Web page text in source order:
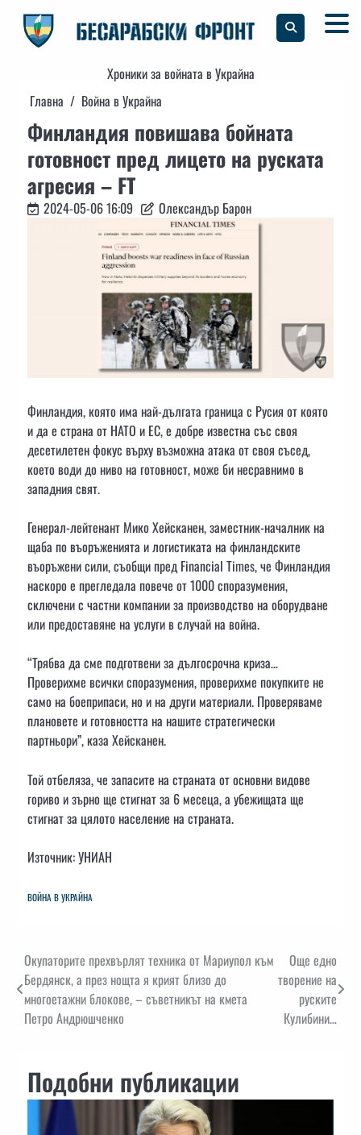
content
Хроники за войната в Украйна
Главна
Война в Украйна
Финландия повишава бойната
готовност пред лицето на руската
агресия – FT
2024-05-06 16:09 Олександър Барон
Финландия, която има най-дългата граница с Русия от която
и да е страна от НАТО и ЕС, е добре известна със своя
десетилетен фокус върху възможна атака от своя съсед,
което води до ниво на готовност, може би несравнимо в
западния свят.
Генерал-лейтенант Мико Хейсканен, заместник-началник на
щаба по въоръженията и логистиката на финландските
въоръжени сили, съобщи пред Financial Times, че Финландия
наскоро е прегледала повече от 1000 споразумения,
сключени с частни компании за производство на оборудване
или предоставяне на услуги в случай на война.
“Трябва да сме подготвени за дългосрочна криза…
Проверихме всички споразумения, проверихме покупките не
само на боеприпаси, но и на други материали. Проверяваме
плановете и готовността на нашите стратегически
партньори”, каза Хейсканен.
Той отбеляза, че запасите на страната от основни видове
гориво и зърно ще стигнат за 6 месеца, а убежищата ще
стигнат за цялото население на страната.
Източник: УНИАН
ВОЙНА В УКРАЙНА
Навигация
Окупаторите прехвърлят техника от Мариупол към
Бердянск, а през нощта я крият близо до
многоетажни блокове, – съветникът на кмета
Петро Андрюшченко
Още едно
творение на
руските
Кулибини…
Подобни публикации